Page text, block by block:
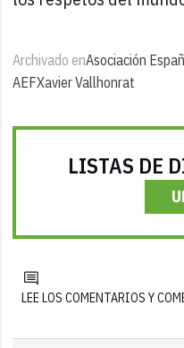
Archivado enAsociación
AEFXavier Vallhonrat
LISTAS DE
LEE LOS COMENTARIOS Y